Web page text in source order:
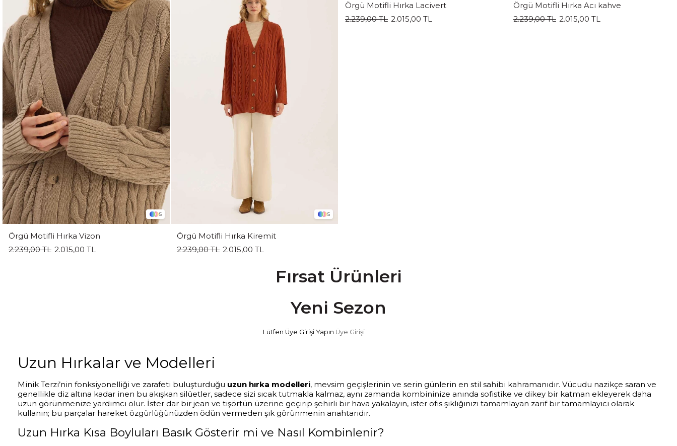
5
Örgü Motifli Hırka Vizon
2.015,00 TL
2.239,00 TL
5
Örgü Motifli Hırka Kiremit
2.015,00 TL
2.239,00 TL
Örgü Motifli Hırka Lacivert
2.015,00 TL
2.239,00 TL
Örgü Motifli Hırka Acı kahve
2.015,00 TL
2.239,00 TL
Fırsat Ürünleri
Yeni Sezon
Lütfen Üye Girişi Yapın Üye Girişi
Uzun Hırkalar ve Modelleri
Minik Terzi’nin fonksiyonelliği ve zarafeti buluşturduğu uzun hırka modelleri, mevsim geçişlerinin ve serin günlerin en stil sahibi kahramanıdır. Vücudu nazikçe saran ve
genellikle diz altına kadar inen bu akışkan silüetler, sadece sizi sıcak tutmakla kalmaz, aynı zamanda kombininize anında sofistike ve dikey bir katman ekleyerek daha
uzun görünmenize yardımcı olur. İster dar bir jean ve tişörtün üzerine geçirip şehirli bir hava yakalayın, ister ofis şıklığınızı tamamlayan zarif bir tamamlayıcı olarak
kullanın; bu parçalar hareket özgürlüğünüzden ödün vermeden şık görünmenin anahtarıdır.
Uzun Hırka Kısa Boyluları Basık Gösterir mi ve Nasıl Kombinlenir?